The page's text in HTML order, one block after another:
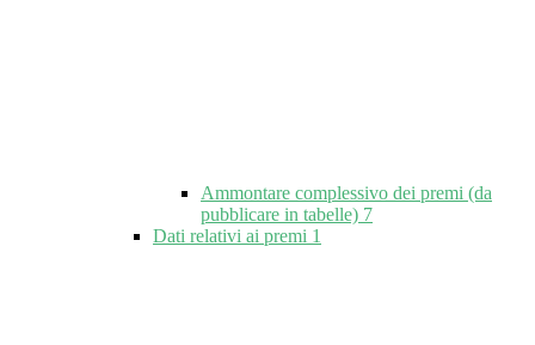
Ammontare complessivo dei premi (da
pubblicare in tabelle) 7
Dati relativi ai premi 1